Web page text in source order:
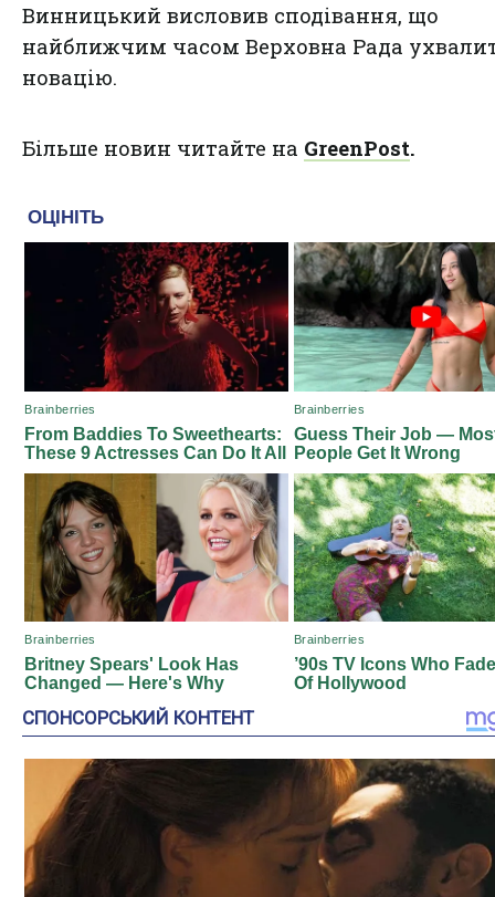
Винницький висловив сподівання, що
найближчим часом Верховна Рада
новацію.
Більше новин читайте на GreenPost.